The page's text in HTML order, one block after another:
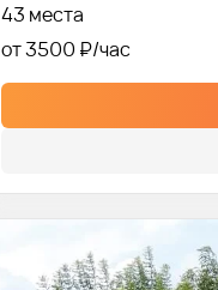
43 места
от 3500 ₽